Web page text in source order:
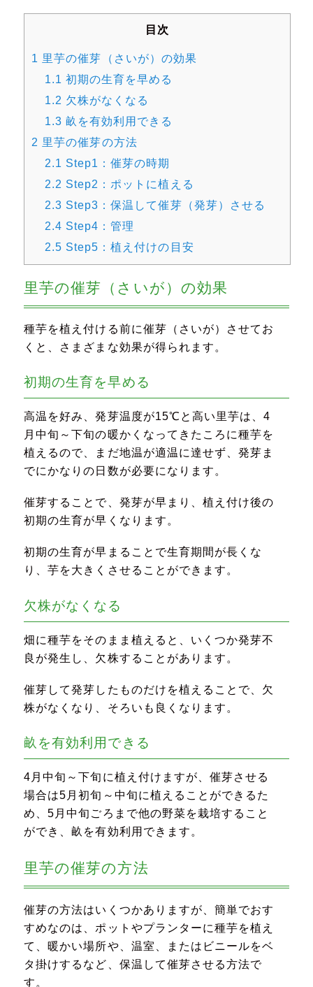
目次
1 里芋の催芽（さいが）の効果
1.1 初期の生育を早める
1.2 欠株がなくなる
1.3 畝を有効利用できる
2 里芋の催芽の方法
2.1 Step1：催芽の時期
2.2 Step2：ポットに植える
2.3 Step3：保温して催芽（発芽）させる
2.4 Step4：管理
2.5 Step5：植え付けの目安
里芋の催芽（さいが）の効果
種芋を植え付ける前に催芽（さいが）させてお
くと、さまざまな効果が得られます。
初期の生育を早める
高温を好み、発芽温度が15℃と高い里芋は、4
月中旬～下旬の暖かくなってきたころに種芋を
植えるので、まだ地温が適温に達せず、発芽ま
でにかなりの日数が必要になります。
催芽することで、発芽が早まり、植え付け後の
初期の生育が早くなります。
初期の生育が早まることで生育期間が長くな
り、芋を大きくさせることができます。
欠株がなくなる
畑に種芋をそのまま植えると、いくつか発芽不
良が発生し、欠株することがあります。
催芽して発芽したものだけを植えることで、欠
株がなくなり、そろいも良くなります。
畝を有効利用できる
4月中旬～下旬に植え付けますが、催芽させる
場合は5月初旬～中旬に植えることができるた
め、5月中旬ごろまで他の野菜を栽培すること
ができ、畝を有効利用できます。
里芋の催芽の方法
催芽の方法はいくつかありますが、簡単でおす
すめなのは、ポットやプランターに種芋を植え
て、暖かい場所や、温室、またはビニールをベ
タ掛けするなど、保温して催芽させる方法で
す。